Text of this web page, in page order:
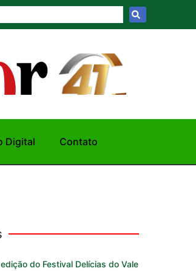
Digital Contato
edição do Festival Delícias do Vale